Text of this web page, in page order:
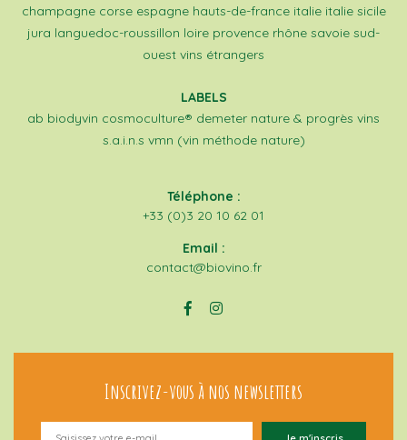
champagne corse espagne hauts-de-france italie italie sicile
jura languedoc-roussillon loire provence rhône savoie sud-
ouest vins étrangers
LABELS
ab biodyvin cosmoculture® demeter nature & progrès vins
s.a.i.n.s vmn (vin méthode nature)
Téléphone :
+33 (0)3 20 10 62 01
Email :
contact@biovino.fr
Inscrivez-vous à nos newsletters